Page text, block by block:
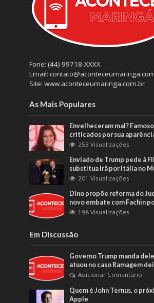
Fone: (44) 99718-XXXX
Email:
Site: www.aconteceumaringa.com.br
As Mais Populares
Envelheceram mal?
criticados por sua
253 Visualizações
Enviado de Trump pede à
substitua Irã por Itália no
201 Visualizações
Dino propõe reforma do
novo embate com Fachin
198 Visualizações
Em Discussão
Governo Trump manda
atuou no caso Ramagem
Adicionar Comentário
Quem é John Ternus, o
Apple